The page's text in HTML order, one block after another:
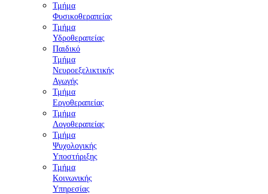
Τμήμα
Φυσικοθεραπείας
Τμήμα
Υδροθεραπείας
Παιδικό
Τμήμα
Νευροεξελικτικής
Αγωγής
Τμήμα
Εργοθεραπείας
Τμήμα
Λογοθεραπείας
Τμήμα
Ψυχολογικής
Υποστήριξης
Τμήμα
Κοινωνικής
Υπηρεσίας